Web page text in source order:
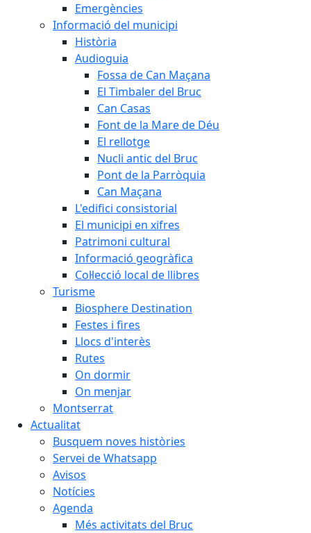
Emergències
Informació del municipi
Història
Audioguia
Fossa de Can Maçana
El Timbaler del Bruc
Can Casas
Font de la Mare de Déu
El rellotge
Nucli antic del Bruc
Pont de la Parròquia
Can Maçana
L'edifici consistorial
El municipi en xifres
Patrimoni cultural
Informació geogràfica
Col·lecció local de llibres
Turisme
Biosphere Destination
Festes i fires
Llocs d'interès
Rutes
On dormir
On menjar
Montserrat
Actualitat
Busquem noves històries
Servei de Whatsapp
Avisos
Notícies
Agenda
Més activitats del Bruc